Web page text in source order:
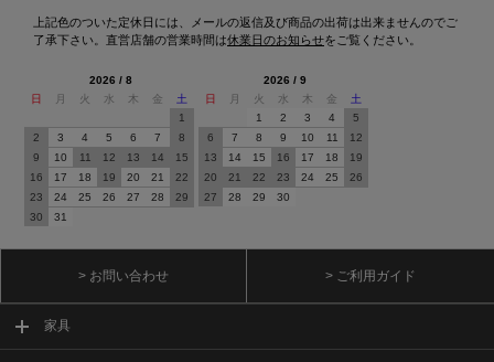
上記色のついた定休日には、メールの返信及び商品の出荷は出来ませんのでご
了承下さい。直営店舗の営業時間は休業日のお知らせをご覧ください。
2026 / 8
日
月 火 水 木 金
土
1
2
3 4 5 6 7
8
9
10 11 12 13 14
15
16
17 18 19 20 21
22
23
24 25 26 27 28
29
30
31
2026 / 9
日
月 火 水 木 金
土
1
2 3 4
5
6
7 8 9 10 11
12
13
14 15 16 17 18
19
20
21 22 23 24 25
26
27
28 29 30
> お問い合わせ > ご利用ガイド
家具